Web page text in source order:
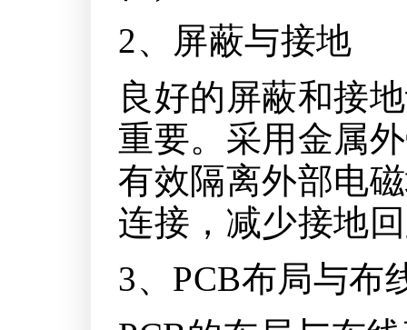
2、屏蔽与接地
良好的屏蔽和接
重要。采用金属
有效隔离外部电
连接，减少接地
3、PCB布局与布